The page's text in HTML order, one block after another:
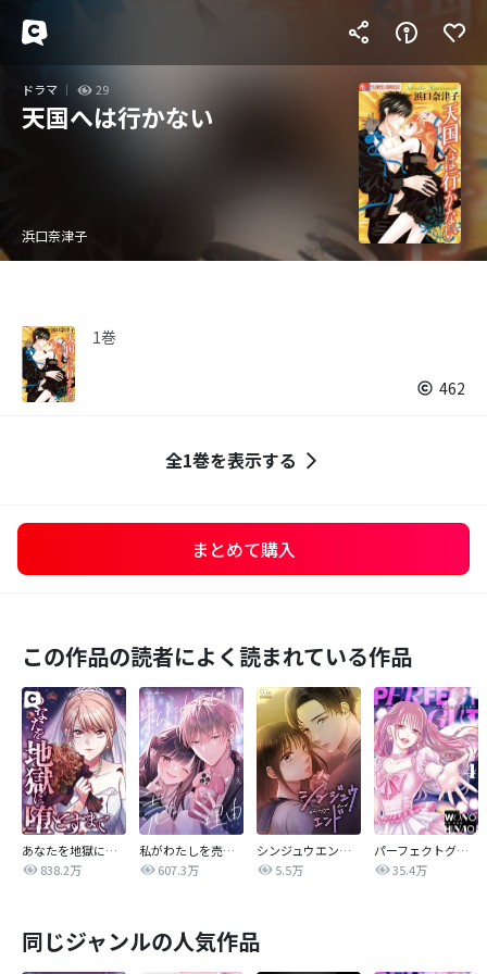
ドラマ 29
天国へは行かない
浜口奈津子
1巻
462
全1巻を表示する
まとめて購入
この作品の読者によく読まれている作品
あなたを地獄に堕とすまで
838.2万
私がわたしを売る理由
607.3万
シンジュウエンド【タテヨミ】
5.5万
パーフェクトグリッター
35.4万
同じジャンルの人気作品